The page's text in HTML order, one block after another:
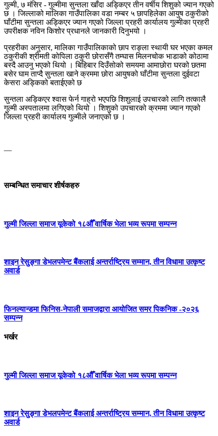
गुल्मी, ७ मंसिर ‐ गुल्मीमा सुन्तला खाँदा अड्किएर तीन वर्षीय शिशुको ज्यान गएको
छ । जिल्लाको मालिका गाउँपालिका वडा नम्बर ५ छापहिलेका आयुष ठकुरीको
घाँटीमा सुन्तला अड्किएर ज्यान गएको जिल्ला प्रहरी कार्यालय गुल्मीका प्रहरी
उपरीक्षक नविन किशोर प्रधानले जानकारी दिनुभयो ।
प्रहरीका अनुसार, मालिका गाउँपालिकाको छाप राङ्ला स्थायी घर भएका कमल
ठकुरीकी श्रीमती कोपिला ठकुरी छोरासँगै तम्घास मिलनचोक भाडाको कोठामा
बस्दै आउनु भएको थियो । बिहिबार दिउँसोको समयमा आमाछोरा घरको छतमा
बसेर घाम ताप्दै सुन्तला खाने क्रममा छोरा आयुषको घाँटीमा सुन्तला दुईवटा
केसरा अड्किको बताईएको छ
सुन्तला अड्किएर श्वास फेर्न गाह्रो भएपछि शिशुलाई उपचारको लागि तत्कालै
गुल्मी अस्पतालमा लगिएको थियो । शिशुको उपचारको क्रममा ज्यान गएको
जिल्ला प्रहरी कार्यालय गुल्मीले जनाएको छ ।
—
सम्बन्धित समाचार शीर्षकहरु
गुल्मी जिल्ला समाज यूकेको १८औँ वार्षिक भेला भव्य रूपमा सम्पन्न
शाइन रेसुङ्गा डेभलपमेन्ट बैंकलाई अन्तर्राष्ट्रिय सम्मान, तीन विधामा उत्कृष्ट
अवार्ड
फिनल्यान्डमा फिनिस-नेपाली समाजद्वारा आयोजित समर पिकनिक -२०२६
सम्पन्न
भर्खर
गुल्मी जिल्ला समाज यूकेको १८औँ वार्षिक भेला भव्य रूपमा सम्पन्न
शाइन रेसुङ्गा डेभलपमेन्ट बैंकलाई अन्तर्राष्ट्रिय सम्मान, तीन विधामा उत्कृष्ट
अवार्ड